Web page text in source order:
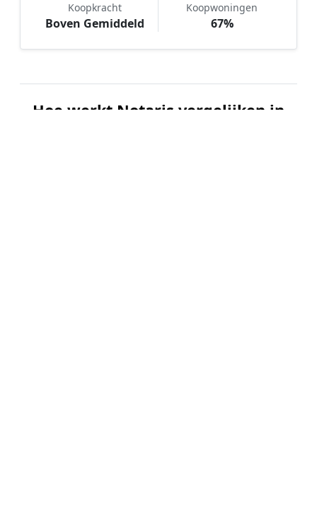
Koopkracht
Boven Gemiddeld
Koopwoningen
67%
Hoe werkt Notaris vergelijken in